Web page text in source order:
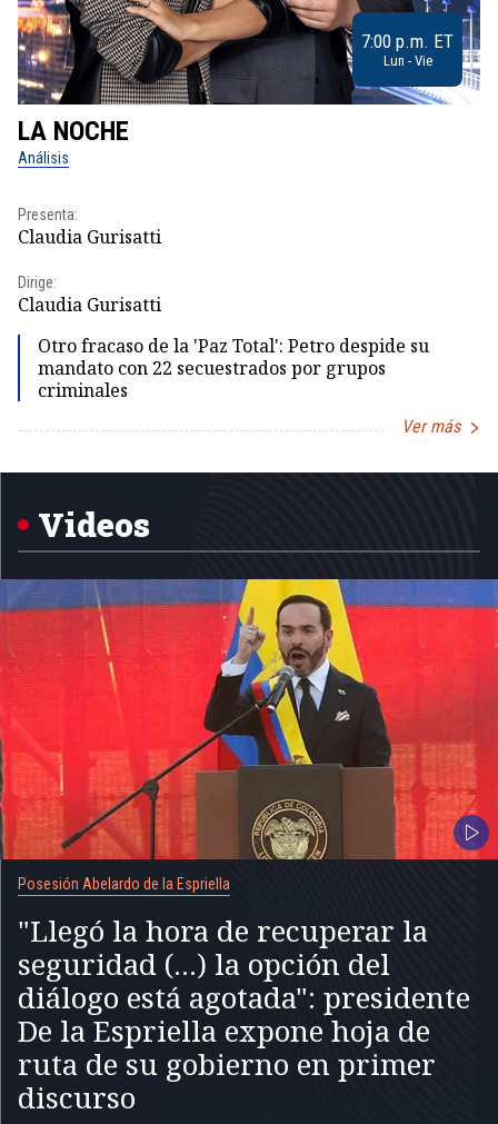
7:00 p.m. ET
Lun - Vie
LA NOCHE
Análisis
Presenta:
Claudia Gurisatti
Dirige:
Claudia Gurisatti
Otro fracaso de la 'Paz Total': Petro despide su
mandato con 22 secuestrados por grupos
criminales
Ver más
1
Videos
Posesión Abelardo de la Espriella
"Llegó la hora de recuperar la
seguridad (...) la opción del
diálogo está agotada": presidente
De la Espriella expone hoja de
ruta de su gobierno en primer
discurso